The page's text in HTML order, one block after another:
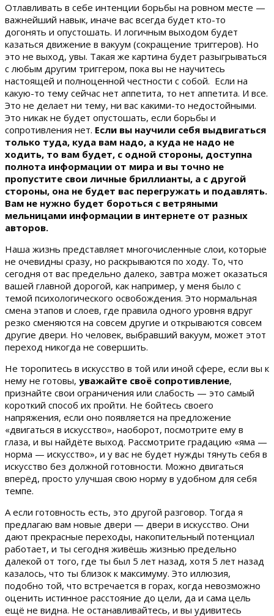
Отлавливать в себе интенции борьбы на ровном месте —
важнейший навык, иначе вас всегда будет кто-то
догонять и опустошать. И логичным выходом будет
казаться движение в вакуум (сокращение триггеров). Но
это не выход, увы. Такая же картина будет разыгрываться
с любым другим триггером, пока вы не научитесь
настоящей и полноценной честности с собой. Если на
какую-то тему сейчас нет аппетита, то нет аппетита. И все.
Это не делает ни тему, ни вас какими-то недостойными.
Это никак не будет опустошать, если борьбы и
сопротивления нет. Если вы научили себя выдвигаться
только туда, куда вам надо, а куда не надо не
ходить, то вам будет, с одной стороны, доступна
полнота информации от мира и вы точно не
пропустите свои личные бриллианты, а с другой
стороны, она не будет вас перегружать и подавлять.
Вам не нужно будет бороться с ветряными
мельницами информации в интернете от разных
авторов.
Наша жизнь представляет многочисленные слои, которые
не очевидны сразу, но раскрываются по ходу. То, что
сегодня от вас предельно далеко, завтра может оказаться
вашей главной дорогой, как например, у меня было с
темой психологического освобождения. Это нормальная
смена этапов и слоев, где правила одного уровня вдруг
резко сменяются на совсем другие и открываются совсем
другие двери. Но человек, выбравший вакуум, может этот
переход никогда не совершить.
Не торопитесь в искусство в той или иной сфере, если вы к
нему не готовы, уважайте своё сопротивление,
признайте свои ограничения или слабость — это самый
короткий способ их пройти. Не бойтесь своего
напряжения, если оно появляется на предложение
«двигаться в искусство», наоборот, посмотрите ему в
глаза, и вы найдёте выход. Рассмотрите градацию «яма —
норма — искусство», и у вас не будет нужды тянуть себя в
искусство без должной готовности. Можно двигаться
вперёд, просто улучшая свою норму в удобном для себя
темпе.
А если готовность есть, это другой разговор. Тогда я
предлагаю вам новые двери — двери в искусство. Они
дают прекрасные переходы, накопительный потенциал
работает, и ты сегодня живёшь жизнью предельно
далекой от того, где ты был 5 лет назад, хотя 5 лет назад
казалось, что ты близок к максимуму. Это иллюзия,
подобно той, что встречается в горах, когда невозможно
оценить истинное расстояние до цели, да и сама цель
ещё не видна. Не останавливайтесь, и вы удивитесь